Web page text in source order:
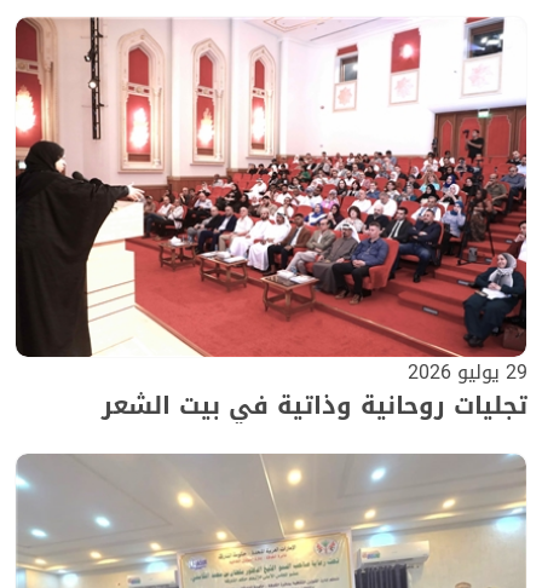
29 يوليو 2026
تجليات روحانية وذاتية في بيت الشعر